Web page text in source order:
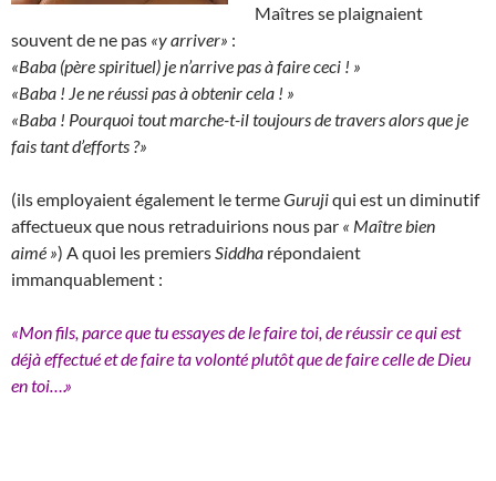
Maîtres se plaignaient
souvent de ne pas «y arriver» :
«Baba (père spirituel) je n’arrive pas à faire ceci ! »
«Baba ! Je ne réussi pas à obtenir cela ! »
«Baba ! Pourquoi tout marche-t-il toujours de travers alors que je
fais tant d’efforts ?»
(ils employaient également le termeGurujiqui est un diminutif
affectueux que nous retraduirions nous par « Maître bien
aimé ») A quoi les premiers Siddha répondaient
immanquablement :
«Mon fils, parce que tu essayes de le faire toi, de réussir ce qui est
déjà effectué et de faire ta volonté plutôt que de faire celle de Dieu
en toi….»